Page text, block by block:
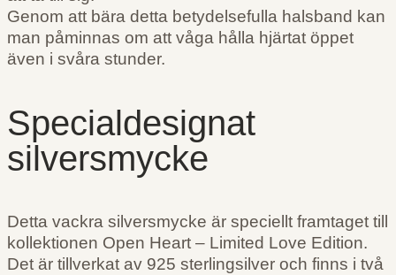
Genom att bära detta betydelsefulla halsband kan
man påminnas om att våga hålla hjärtat öppet
även i svåra stunder.
Specialdesignat
silversmycke
Detta vackra silversmycke är speciellt framtaget till
kollektionen Open Heart – Limited Love Edition.
Det är tillverkat av 925 sterlingsilver och finns i två